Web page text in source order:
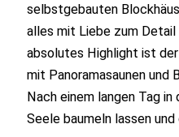
selbstgebauten
alles mit Liebe zum
absolutes Highlight ist
mit Panoramasaunen und
Nach einem langen Tag
Seele baumeln lassen